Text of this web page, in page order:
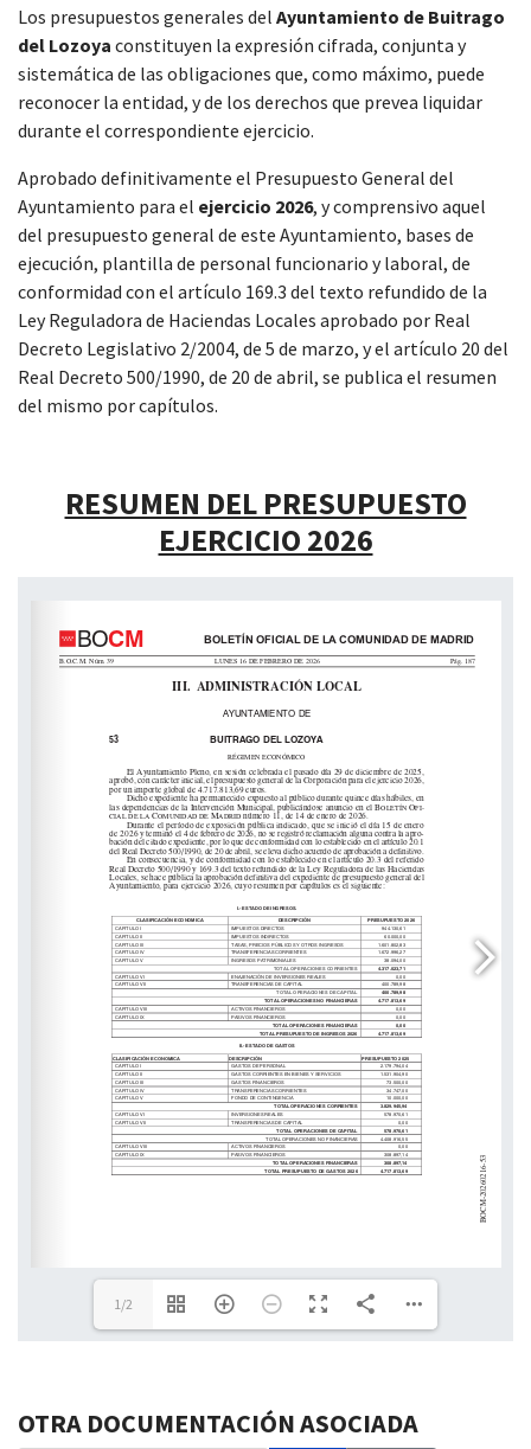
Los presupuestos generales del Ayuntamiento de Buitrago
del Lozoya constituyen la expresión cifrada, conjunta y
sistemática de las obligaciones que, como máximo, puede
reconocer la entidad, y de los derechos que prevea liquidar
durante el correspondiente ejercicio.
Aprobado definitivamente el Presupuesto General del
Ayuntamiento para el ejercicio 2026, y comprensivo aquel
del presupuesto general de este Ayuntamiento, bases de
ejecución, plantilla de personal funcionario y laboral, de
conformidad con el artículo 169.3 del texto refundido de la
Ley Reguladora de Haciendas Locales aprobado por Real
Decreto Legislativo 2/2004, de 5 de marzo, y el artículo 20 del
Real Decreto 500/1990, de 20 de abril, se publica el resumen
del mismo por capítulos.
RESUMEN DEL PRESUPUESTO
EJERCICIO 2026
1/2
OTRA DOCUMENTACIÓN ASOCIADA